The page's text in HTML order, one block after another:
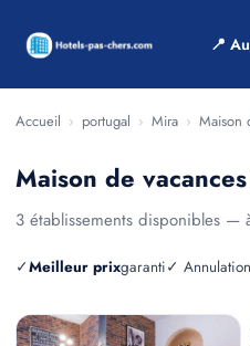
📍
Accueil › portugal › Mira › Maison
Maison de
3 établissements disponibles —
✓Meilleur prixgaranti✓